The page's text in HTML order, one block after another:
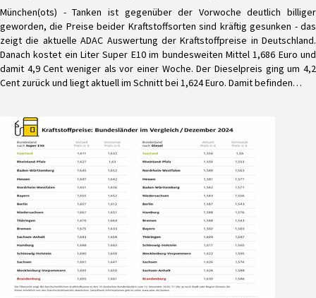
München(ots) - Tanken ist gegenüber der Vorwoche deutlich billiger
geworden, die Preise beider Kraftstoffsorten sind kräftig gesunken - das
zeigt die aktuelle ADAC Auswertung der Kraftstoffpreise in Deutschland.
Danach kostet ein Liter Super E10 im bundesweiten Mittel 1,686 Euro und
damit 4,9 Cent weniger als vor einer Woche. Der Dieselpreis ging um 4,2
Cent zurück und liegt aktuell im Schnitt bei 1,624 Euro. Damit befinden…